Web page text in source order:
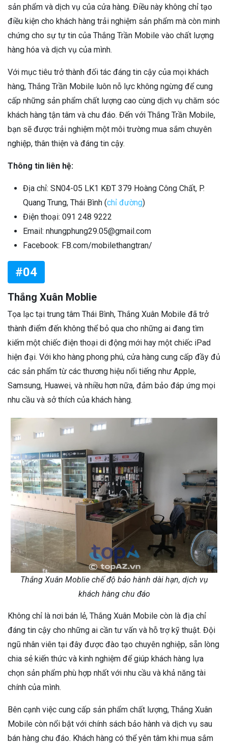
sản phẩm và dịch vụ của cửa hàng. Điều này không chỉ tạo
điều kiện cho khách hàng trải nghiệm sản phẩm mà còn minh
chứng cho sự tự tin của Thắng Trần Mobile vào chất lượng
hàng hóa và dịch vụ của mình.
Với mục tiêu trở thành đối tác đáng tin cậy của mọi khách
hàng, Thắng Trần Mobile luôn nỗ lực không ngừng để cung
cấp những sản phẩm chất lượng cao cùng dịch vụ chăm sóc
khách hàng tận tâm và chu đáo. Đến với Thắng Trần Mobile,
bạn sẽ được trải nghiệm một môi trường mua sắm chuyên
nghiệp, thân thiện và đáng tin cậy.
Thông tin liên hệ:
Địa chỉ: SN04-05 LK1 KĐT 379 Hoàng Công Chất, P.
Quang Trung, Thái Bình (chỉ đường)
Điện thoại: 091 248 9222
Email: nhungphung29.05@gmail.com
Facebook: FB.com/mobilethangtran/
#04
Thắng Xuân Moblie
Tọa lạc tại trung tâm Thái Bình, Thắng Xuân Mobile đã trở
thành điểm đến không thể bỏ qua cho những ai đang tìm
kiếm một chiếc điện thoại di động mới hay một chiếc iPad
hiện đại. Với kho hàng phong phú, cửa hàng cung cấp đầy đủ
các sản phẩm từ các thương hiệu nổi tiếng như Apple,
Samsung, Huawei, và nhiều hơn nữa, đảm bảo đáp ứng mọi
nhu cầu và sở thích của khách hàng.
Thắng Xuân Moblie chế độ bảo hành dài hạn, dịch vụ
khách hàng chu đáo
Không chỉ là nơi bán lẻ, Thắng Xuân Mobile còn là địa chỉ
đáng tin cậy cho những ai cần tư vấn và hỗ trợ kỹ thuật. Đội
ngũ nhân viên tại đây được đào tạo chuyên nghiệp, sẵn lòng
chia sẻ kiến thức và kinh nghiệm để giúp khách hàng lựa
chọn sản phẩm phù hợp nhất với nhu cầu và khả năng tài
chính của mình.
Bên cạnh việc cung cấp sản phẩm chất lượng, Thắng Xuân
Mobile còn nổi bật với chính sách bảo hành và dịch vụ sau
bán hàng chu đáo. Khách hàng có thể yên tâm khi mua sắm